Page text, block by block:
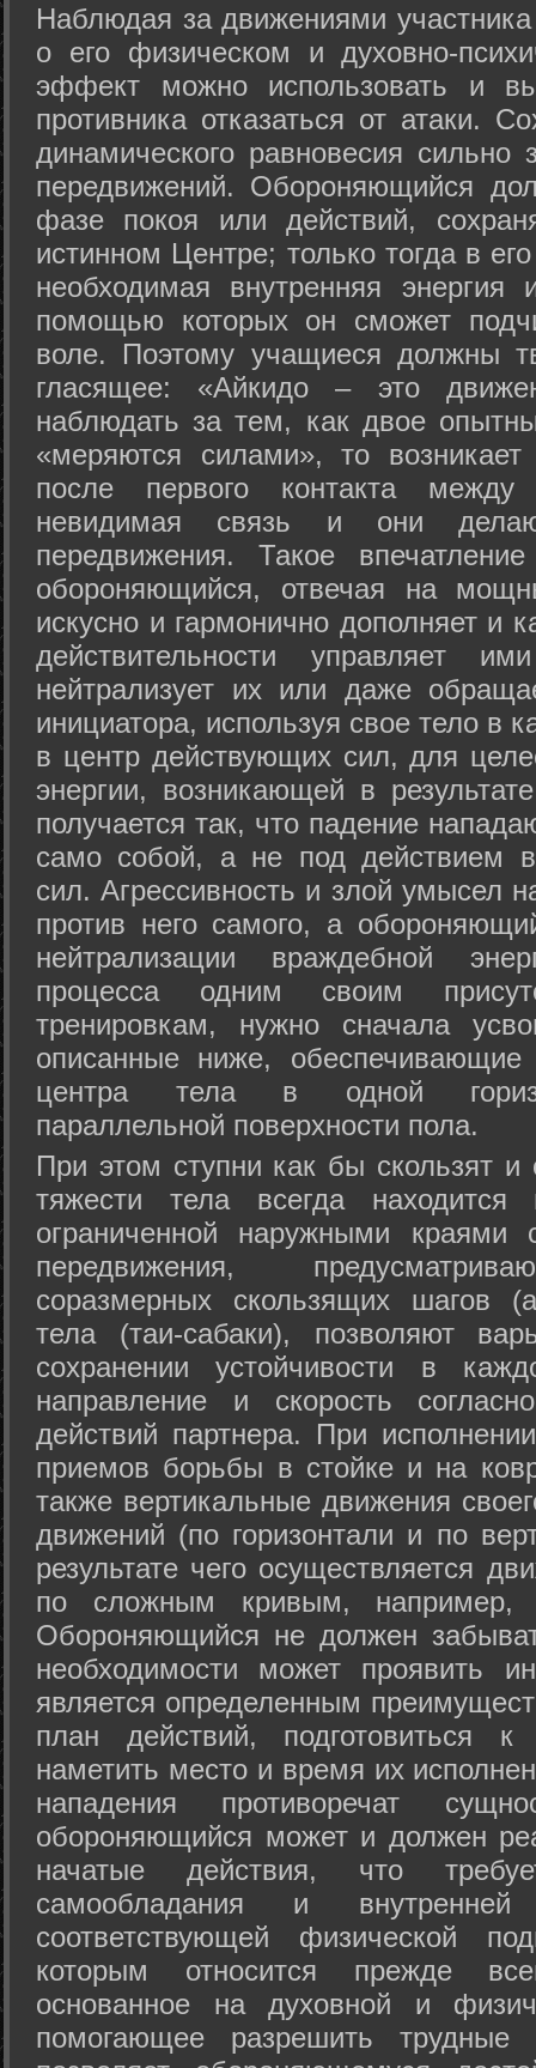
Hаблюдая за движениями
о его физическом и духовно-
эффект можно использовать и
противника отказаться от атаки.
динамического равновесия сильно
передвижений. Обороняющийся
фазе покоя или действий,
истинном Центре; только тогда в
необходимая внутренняя
помощью которых он сможет
воле. Поэтому учащиеся должны
гласящее: «Айкидо – это
наблюдать за тем, как двое
«меряются силами», то возникает
после первого контакта
невидимая связь и они
передвижения. Такое
обороняющийся, отвечая на
искусно и гармонично дополняет и
действительности управляет
нейтрализует их или даже
инициатора, используя свое тело в
в центр действующих сил, для
энергии, возникающей в
получается так, что падение
само собой, а не под действием
сил. Агрессивность и злой умысел
против него самого, а
нейтрализации враждебной
процесса одним своим
тренировкам, нужно сначала
описанные ниже, обеспечивающие
центра тела в одной
параллельной поверхности пола.
При этом ступни как бы скользят
тяжести тела всегда
ограниченной наружными краями
передвижения,
соразмерных скользящих шагов
тела (таи-сабаки), позволяют
сохранении устойчивости в
направление и скорость
действий партнера. При
приемов борьбы в стойке и на
также вертикальные движения
движений (по горизонтали и по
результате чего осуществляется
по сложным кривым, например,
Обороняющийся не должен
необходимости может проявить
является определенным
план действий, подготовиться
наметить место и время их
нападения противоречат
обороняющийся может и должен
начатые действия, что
самообладания и
соответствующей физической
которым относится прежде
основанное на духовной и
помогающее разрешить